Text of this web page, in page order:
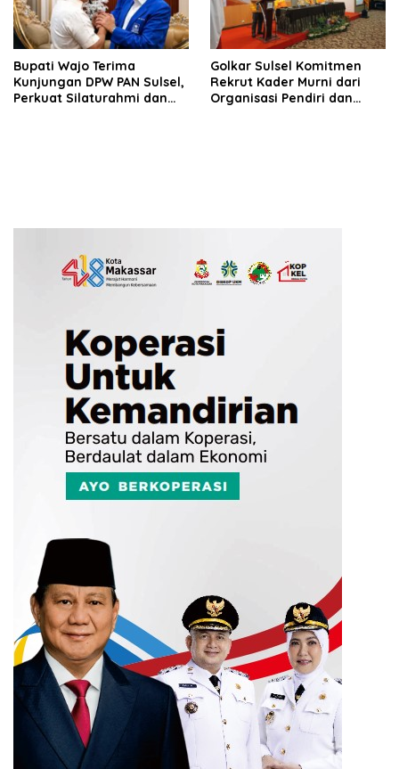
Bupati Wajo Terima
Kunjungan DPW PAN Sulsel,
Perkuat Silaturahmi dan
Golkar Sulsel Komitmen
Rekrut Kader Murni dari
Organisasi Pendiri dan